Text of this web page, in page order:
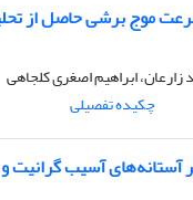
موج برشی حاصل از
زارعان، ابراهیم اصغری کلجاهی
چکیده تفصیلی
آستانه‌های آسیب گرانیت